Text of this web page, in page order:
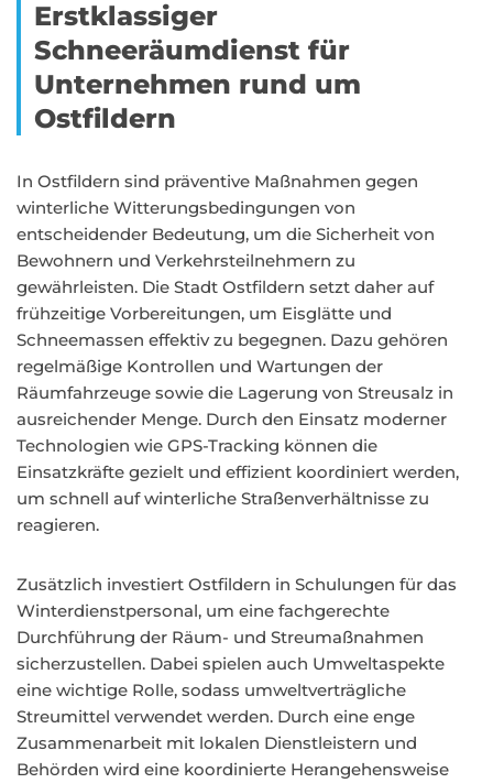
Erstklassiger
Schneeräumdienst für
Unternehmen rund um
Ostfildern
In Ostfildern sind präventive Maßnahmen gegen
winterliche Witterungsbedingungen von
entscheidender Bedeutung, um die Sicherheit von
Bewohnern und Verkehrsteilnehmern zu
gewährleisten. Die Stadt Ostfildern setzt daher auf
frühzeitige Vorbereitungen, um Eisglätte und
Schneemassen effektiv zu begegnen. Dazu gehören
regelmäßige Kontrollen und Wartungen der
Räumfahrzeuge sowie die Lagerung von Streusalz in
ausreichender Menge. Durch den Einsatz moderner
Technologien wie GPS-Tracking können die
Einsatzkräfte gezielt und effizient koordiniert werden,
um schnell auf winterliche Straßenverhältnisse zu
reagieren.
Zusätzlich investiert Ostfildern in Schulungen für das
Winterdienstpersonal, um eine fachgerechte
Durchführung der Räum- und Streumaßnahmen
sicherzustellen. Dabei spielen auch Umweltaspekte
eine wichtige Rolle, sodass umweltverträgliche
Streumittel verwendet werden. Durch eine enge
Zusammenarbeit mit lokalen Dienstleistern und
Behörden wird eine koordinierte Herangehensweise